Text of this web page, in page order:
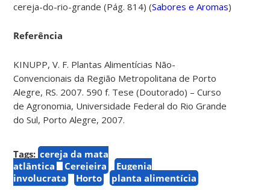
cereja-do-rio-grande (Pág. 814) (Sabores e Aromas)
Referência
KINUPP, V. F. Plantas Alimentícias Não-
Convencionais da Região Metropolitana de Porto
Alegre, RS. 2007. 590 f. Tese (Doutorado) – Curso
de Agronomia, Universidade Federal do Rio Grande
do Sul, Porto Alegre, 2007.
Tags: cereja da mata
atlântica
Cerejeira
Eugenia
involucrata
Horto planta alimentícia